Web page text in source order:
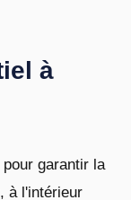
à
garantir la
à l'intérieur